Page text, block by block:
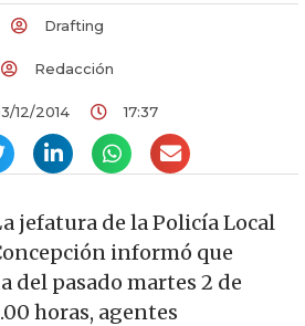
Drafting
Redacción
12/2014 17:37
jefatura de la Policía Local
informó que
del pasado martes 2 de
horas, agentes